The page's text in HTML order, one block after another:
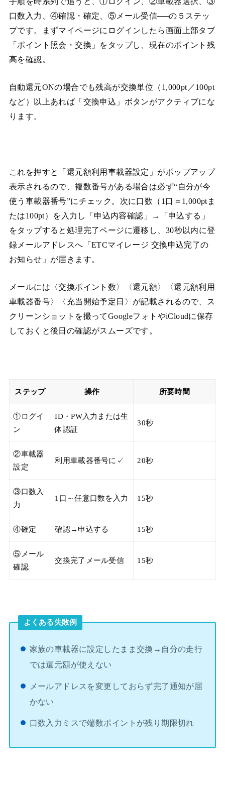
口数入力、④確認・確定、⑤メール受信──の５ステッ
プです。まずマイページにログインしたら画面上部タブ
「ポイント照会・交換」をタップし、現在のポイント残
高を確認。
自動還元ONの場合でも残高が交換単位（1,000pt／100pt
など）以上あれば「交換申込」ボタンがアクティブにな
ります。
これを押すと「還元額利用車載器設定」がポップアップ
表示されるので、複数番号がある場合は必ず“自分が今
使う車載器番号”にチェック。次に口数（1口＝1,000ptま
たは100pt）を入力し「申込内容確認」→「申込する」
をタップすると処理完了ページに遷移し、30秒以内に登
録メールアドレスへ「ETCマイレージ 交換申込完了の
お知らせ」が届きます。
メールには〈交換ポイント数〉〈還元額〉〈還元額利用
車載器番号〉〈充当開始予定日〉が記載されるので、ス
クリーンショットを撮ってGoogleフォトやiCloudに保存
しておくと後日の確認がスムーズです。
ステップ 操作 所要時間
①ログイ
ン
ID・PW入力または生
体認証
30秒
②車載器
設定
利用車載器番号に✓ 20秒
③口数入
力
1口～任意口数を入力 15秒
④確定 確認→申込する 15秒
⑤メール
確認
交換完了メール受信 15秒
よくある失敗例
家族の車載器に設定したまま交換→自分の走行
では還元額が使えない
メールアドレスを変更しておらず完了通知が届
かない
口数入力ミスで端数ポイントが残り期限切れ